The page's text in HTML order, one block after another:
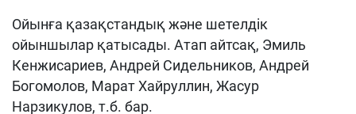
Ойынға қазақстандық және шетелдік
ойыншылар қатысады. Атап айтсақ, Эмиль
Кенжисариев, Андрей Сидельников, Андрей
Богомолов, Марат Хайруллин, Жасур
Нарзикулов, т.б. бар.